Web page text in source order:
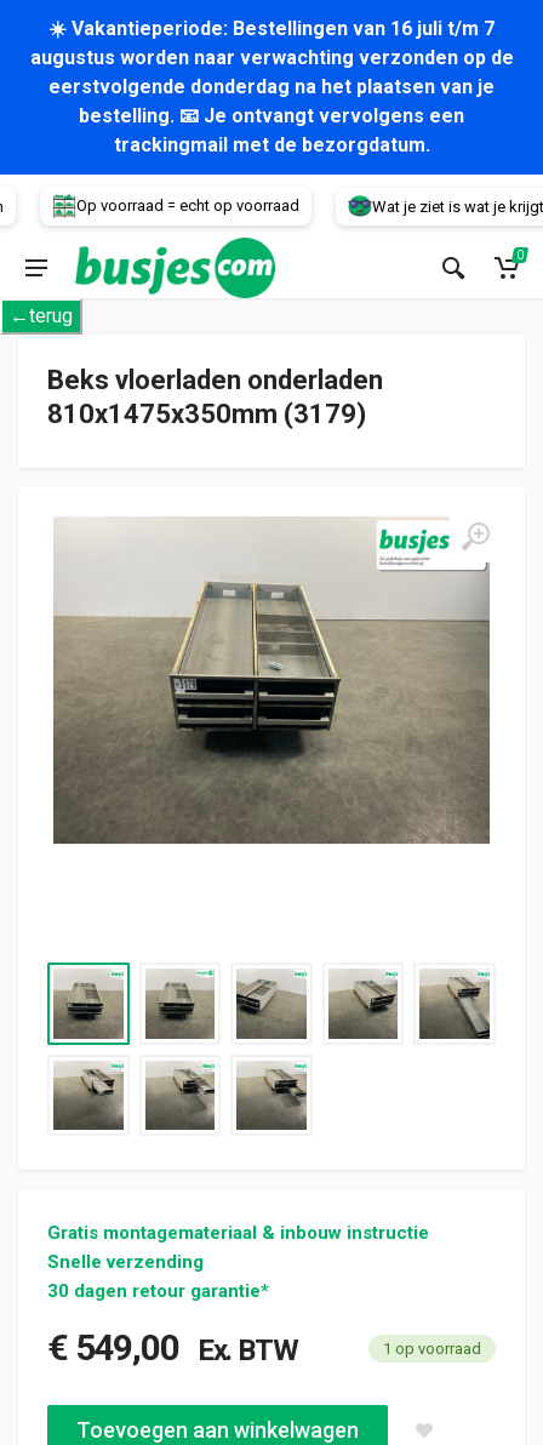
☀️ Vakantieperiode: Bestellingen van 16 juli t/m 7
augustus worden naar verwachting verzonden op de
eerstvolgende donderdag na het plaatsen van je
bestelling. 📧 Je ontvangt vervolgens een
trackingmail met de bezorgdatum.
Op voorraad = echt op voorraad Wat je ziet is wat je krijgt!
Voertuig
0
←terug
Beks vloerladen onderladen
810x1475x350mm (3179)
Gratis montagemateriaal & inbouw instructie
Snelle verzending
30 dagen retour garantie*
€549,00 Ex. BTW 1 op voorraad
Beks vloerladen onderladen 810x1475x350mm (3179) aantal
Toevoegen aan winkelwagen